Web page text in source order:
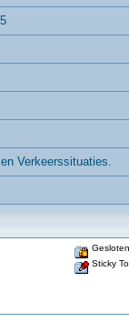
Verkeerssituaties.
Sticky